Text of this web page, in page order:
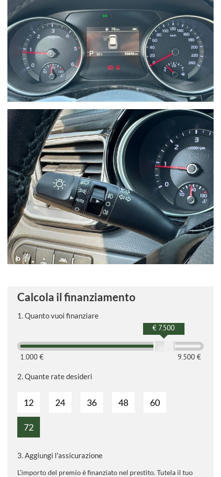
Calcola il finanziamento
1. Quanto vuoi finanziare
1.000 € 9.500 €
€ 7.500
2. Quante rate desideri
12 24 36 48 60
72
3. Aggiungi l'assicurazione
L'importo del premio è finanziato nel prestito. Tutela il tuo